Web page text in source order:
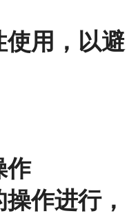
使用，以避
作
作进行，